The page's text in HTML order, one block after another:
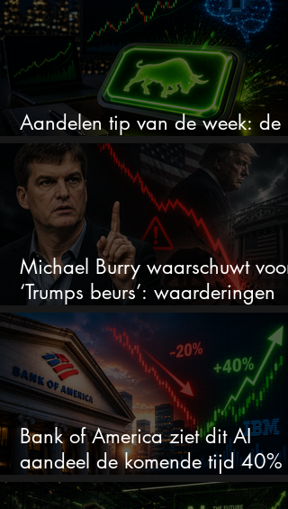
Aandelen tip van de week: de
markt onderschat dit AI-bedrijf
Michael Burry waarschuwt voor
‘Trumps beurs’: waarderingen
doen er niet meer toe
Bank of America ziet dit AI
aandeel de komende tijd 40%
stijgen na 20% daling